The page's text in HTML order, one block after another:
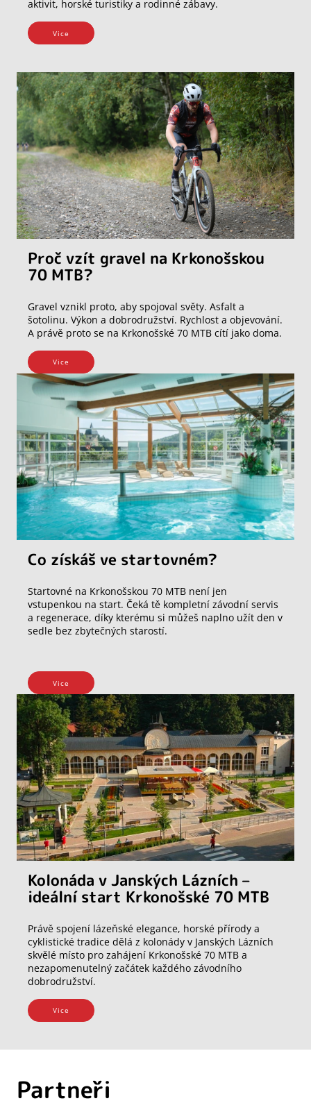
aktivit, horské turistiky a rodinné zábavy.
Vice
Proč vzít gravel na Krkonošskou
70 MTB?
Gravel vznikl proto, aby spojoval světy. Asfalt a
šotolinu. Výkon a dobrodružství. Rychlost a objevování.
A právě proto se na Krkonošské 70 MTB cítí jako doma.
Vice
Co získáš ve startovném?
Startovné na Krkonošskou 70 MTB není jen
vstupenkou na start. Čeká tě kompletní závodní servis
a regenerace, díky kterému si můžeš naplno užít den v
sedle bez zbytečných starostí.
Vice
Kolonáda v Janských Lázních –
ideální start Krkonošské 70 MTB
Právě spojení lázeňské elegance, horské přírody a
cyklistické tradice dělá z kolonády v Janských Lázních
skvělé místo pro zahájení Krkonošské 70 MTB a
nezapomenutelný začátek každého závodního
dobrodružství.
Vice
Partneři